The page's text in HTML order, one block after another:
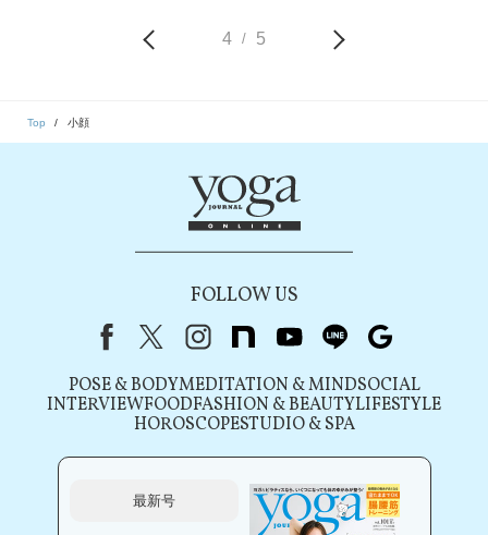
4 / 5
Top 小顔
FOLLOW US
FacebookX（旧Twitter）
instagram
note youtubeline
POSE & BODYMEDITATION & MINDSOCIAL
INTERVIEWFOODFASHION & BEAUTYLIFESTYLE
HOROSCOPESTUDIO & SPA
最新号